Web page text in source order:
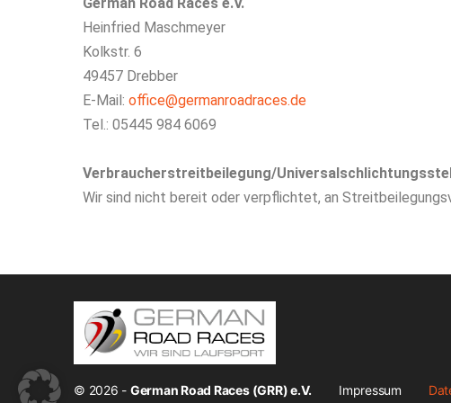
Heinfried Maschmeyer
Kolkstr. 6
49457 Drebber
E-Mail: office@germanroadraces.de
Tel.: 05445 984 6069
Verbraucher­streit­beilegung/
Wir sind nicht bereit oder verpflichtet, an
© 2026 - German Road Races (GRR) e.V. Impressum